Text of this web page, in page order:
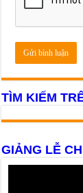
TÌM KIẾM
GIẢNG LỄ